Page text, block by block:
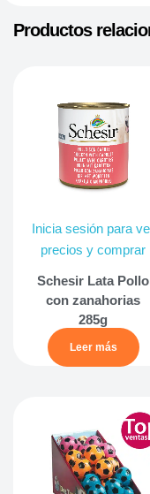
Productos
Inicia sesión para
precios y comprar
Schesir Lata Pollo
con zanahorias
285g
Leer más